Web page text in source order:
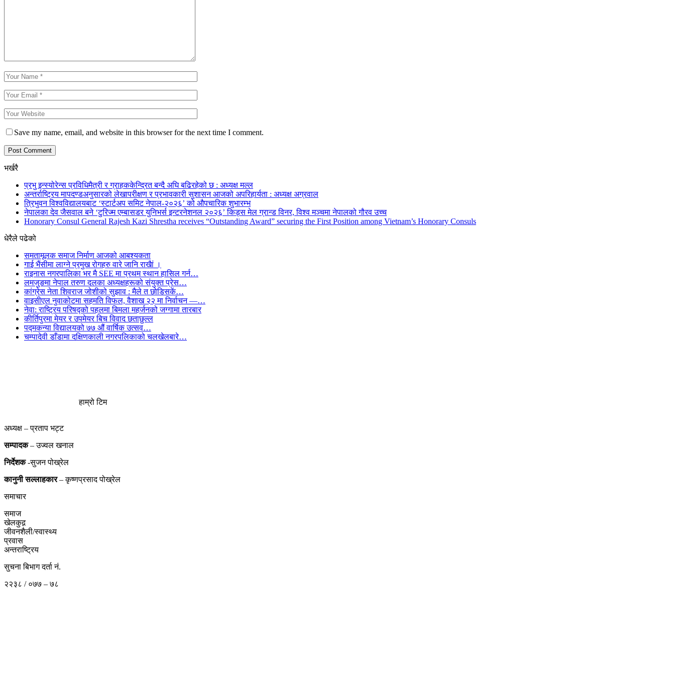
Save my name, email, and website in this browser for the next time I comment.
भर्खरै
प्रभु इन्स्योरेन्स प्रविधिमैत्री र ग्राहककेन्द्रित बन्दै अघि बढिरहेको छ : अध्यक्ष मल्ल
अन्तर्राष्ट्रिय मापदण्डअनुसारको लेखापरीक्षण र प्रभावकारी सुशासन आजको अपरिहार्यता : अध्यक्ष अग्रवाल
त्रिभुवन विश्वविद्यालयबाट ‘स्टार्टअप समिट नेपाल-२०२६’ को औपचारिक शुभारम्भ
नेपालका देव जैसवाल बने ‘टुरिज्म एम्बासडर युनिभर्स इन्टरनेशनल २०२६’ किड्स मेल ग्रान्ड विनर, विश्व मञ्चमा नेपालको गौरव उच्च
Honorary Consul General Rajesh Kazi Shrestha receives “Outstanding Award” securing the First Position among Vietnam’s Honorary Consuls
धेरैले पढेको
समतामूलक समाज निर्माण आजको आबश्यकता
गाई भैंसीमा लाग्ने प्रमुख रोगहरु वारे जानि राखैां ।
राइनास नगरपालिका भर मै SEE मा प्रथम स्थान हासिल गर्न…
लमजुङमा नेपाल तरुण दलका अध्यक्षहरूको संयुक्त प्रेस…
कांग्रेस नेता शिवराज जोशीको सुझाव : मैले त छोडिसकें…
वाइसीएल नुवाकोटमा सहमति विफल, वैशाख २२ मा निर्वाचन —…
नेवा: राष्ट्रिय परिषद्को पहलमा बिमला महर्जनको जग्गामा तारबार
कीर्तिपुरमा मेयर र उपमेयर बिच विवाद छताछुल्ल
पद्मकन्या विद्यालयको ७७ औं ‌‌वार्षिक ‌उत्सव…
चम्पादेवी डाँडामा दक्षिणकाली नगरपलिकाको चलखेलबारे…
हाम्रो टिम
अध्यक्ष – प्रताप भट्ट
सम्पादक– उज्वल खनाल
निर्देशक-सुजन पोख्रेल
कानुनी सल्लाहकार– कृष्णप्रसाद पोख्रेल
समाचार
समाज
खेलकुद़़
जीवनशैली/स्वास्थ्य
प्रवास
अन्तराष्ट्रिय
सुचना बिभाग दर्ता नं.
२२३८ / ०७७ – ७८